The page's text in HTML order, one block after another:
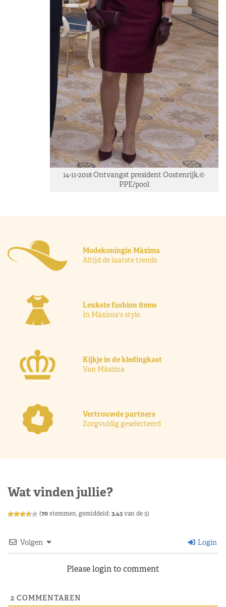
14-11-2018 Ontvangst president Oostenrijk.©
PPE/pool
Modekoningin Máxima
Altijd de laatste trends
Leukste fashion items
In Máxima's style
Kijkje in de kledingkast
Van Máxima
Vertrouwde partners
Zorgvuldig geselecteerd
Wat vinden jullie?
(70stemmen, gemiddeld: 3,43van de 5)
Volgen Login
Please login to comment
2 COMMENTAREN